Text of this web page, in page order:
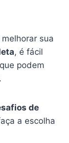
sua
, é fácil
podem
de
a escolha